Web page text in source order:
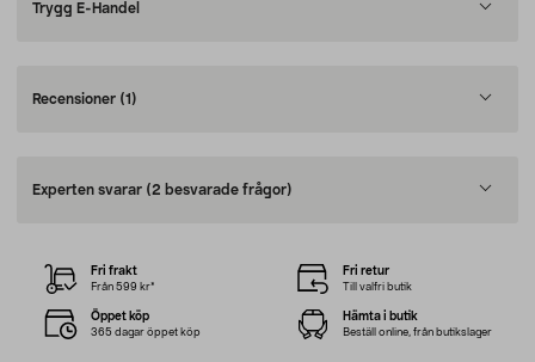
Trygg E-Handel
Recensioner (1)
Experten svarar (2 besvarade frågor)
Fri frakt
Från 599 kr*
Fri retur
Till valfri butik
Öppet köp
365 dagar öppet köp
Hämta i butik
Beställ online, från butikslager